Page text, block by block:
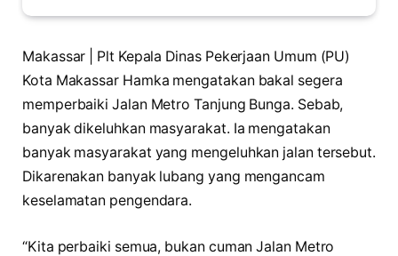
Makassar | Plt Kepala Dinas Pekerjaan Umum (PU)
Kota Makassar Hamka mengatakan bakal segera
memperbaiki Jalan Metro Tanjung Bunga. Sebab,
banyak dikeluhkan masyarakat. Ia mengatakan
banyak masyarakat yang mengeluhkan jalan tersebut.
Dikarenakan banyak lubang yang mengancam
keselamatan pengendara.
“Kita perbaiki semua, bukan cuman Jalan Metro